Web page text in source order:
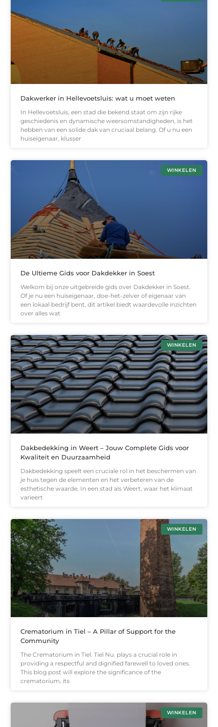
Dakwerker in Hellevoetsluis: wat u moet weten
In Hellevoetsluis, een stad die bekend staat om zijn rijke
geschiedenis en dynamische weersomstandigheden, is het
hebben van een solide dak van cruciaal belang. Of u nu een
huiseigenaar, klusser
WINKELEN
De Ultieme Gids voor Dakdekker in Soest
Welkom bij onze uitgebreide gids over Dakdekker in Soest.
Of je nu een huiseigenaar, doe-het-zelver of eigenaar van
een lokaal bedrijf bent, dit artikel biedt waardevolle inzichten
over alles wat
WINKELEN
Dakbedekking in Weert – Jouw Complete Gids voor
Kwaliteit en Duurzaamheid
Dakbedekking speelt een cruciale rol in het beschermen van
je huis tegen de elementen en het verbeteren van de
esthetische waarde. In een stad als Weert, waar het klimaat
varieert
WINKELEN
Crematorium in Tiel – A Pillar of Support for the
Community
The Crematorium in Tiel. Tiel Nu. plays a crucial role in
providing a respectful and dignified farewell to loved ones.
This blog post will explore the significance of the
crematorium, its
WINKELEN